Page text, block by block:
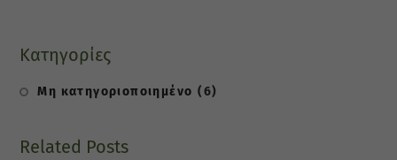
Κατηγορίες
Μη κατηγοριοποιημένο (6)
Related Posts